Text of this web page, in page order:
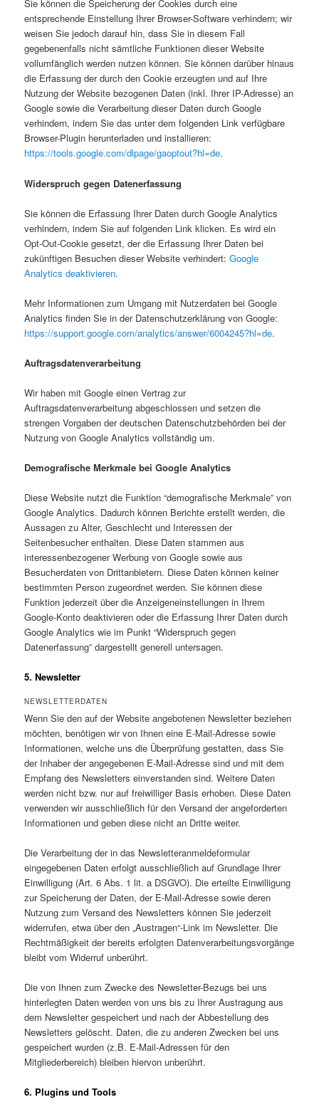
Sie können die Speicherung der Cookies durch eine
entsprechende Einstellung Ihrer Browser-Software verhindern; wir
weisen Sie jedoch darauf hin, dass Sie in diesem Fall
gegebenenfalls nicht sämtliche Funktionen dieser Website
vollumfänglich werden nutzen können. Sie können darüber hinaus
die Erfassung der durch den Cookie erzeugten und auf Ihre
Nutzung der Website bezogenen Daten (inkl. Ihrer IP-Adresse) an
Google sowie die Verarbeitung dieser Daten durch Google
verhindern, indem Sie das unter dem folgenden Link verfügbare
Browser-Plugin herunterladen und installieren:
https://tools.google.com/dlpage/gaoptout?hl=de.
Widerspruch gegen Datenerfassung
Sie können die Erfassung Ihrer Daten durch Google Analytics
verhindern, indem Sie auf folgenden Link klicken. Es wird ein
Opt-Out-Cookie gesetzt, der die Erfassung Ihrer Daten bei
zukünftigen Besuchen dieser Website verhindert:Google
Analytics deaktivieren.
Mehr Informationen zum Umgang mit Nutzerdaten bei Google
Analytics finden Sie in der Datenschutzerklärung von Google:
https://support.google.com/analytics/answer/6004245?hl=de.
Auftragsdatenverarbeitung
Wir haben mit Google einen Vertrag zur
Auftragsdatenverarbeitung abgeschlossen und setzen die
strengen Vorgaben der deutschen Datenschutzbehörden bei der
Nutzung von Google Analytics vollständig um.
Demografische Merkmale bei Google Analytics
Diese Website nutzt die Funktion “demografische Merkmale” von
Google Analytics. Dadurch können Berichte erstellt werden, die
Aussagen zu Alter, Geschlecht und Interessen der
Seitenbesucher enthalten. Diese Daten stammen aus
interessenbezogener Werbung von Google sowie aus
Besucherdaten von Drittanbietern. Diese Daten können keiner
bestimmten Person zugeordnet werden. Sie können diese
Funktion jederzeit über die Anzeigeneinstellungen in Ihrem
Google-Konto deaktivieren oder die Erfassung Ihrer Daten durch
Google Analytics wie im Punkt “Widerspruch gegen
Datenerfassung” dargestellt generell untersagen.
5. Newsletter
NEWSLETTERDATEN
Wenn Sie den auf der Website angebotenen Newsletter beziehen
möchten, benötigen wir von Ihnen eine E-Mail-Adresse sowie
Informationen, welche uns die Überprüfung gestatten, dass Sie
der Inhaber der angegebenen E-Mail-Adresse sind und mit dem
Empfang des Newsletters einverstanden sind. Weitere Daten
werden nicht bzw. nur auf freiwilliger Basis erhoben. Diese Daten
verwenden wir ausschließlich für den Versand der angeforderten
Informationen und geben diese nicht an Dritte weiter.
Die Verarbeitung der in das Newsletteranmeldeformular
eingegebenen Daten erfolgt ausschließlich auf Grundlage Ihrer
Einwilligung (Art. 6 Abs. 1 lit. a DSGVO). Die erteilte Einwilligung
zur Speicherung der Daten, der E-Mail-Adresse sowie deren
Nutzung zum Versand des Newsletters können Sie jederzeit
widerrufen, etwa über den „Austragen“-Link im Newsletter. Die
Rechtmäßigkeit der bereits erfolgten Datenverarbeitungsvorgänge
bleibt vom Widerruf unberührt.
Die von Ihnen zum Zwecke des Newsletter-Bezugs bei uns
hinterlegten Daten werden von uns bis zu Ihrer Austragung aus
dem Newsletter gespeichert und nach der Abbestellung des
Newsletters gelöscht. Daten, die zu anderen Zwecken bei uns
gespeichert wurden (z.B. E-Mail-Adressen für den
Mitgliederbereich) bleiben hiervon unberührt.
6. Plugins und Tools